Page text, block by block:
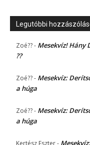
Legutóbbi
Zoé??- Mesekvíz! Hány
??
Zoé??- Mesekvíz:
a húga
Zoé??- Mesekvíz:
a húga
Kertész Eszter-